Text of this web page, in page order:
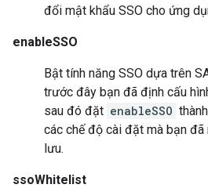
đổi mật khẩu SSO cho ứng
enableSSO
Bật tính năng SSO dựa trên
trước đây bạn đã định cấu
sau đó đặt enableSSO thành
các chế độ cài đặt mà bạn
lưu.
ssoWhitelist